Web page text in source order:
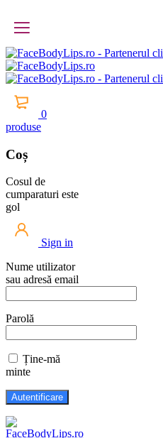
0
produse
Coș
Cosul de
cumparaturi este
gol
Sign in
Nume utilizator
sau adresă email
Parolă
Ține-mă
minte